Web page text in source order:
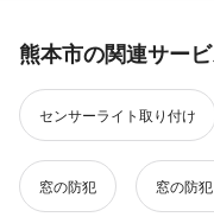
熊本市の関連サー
センサーライト取り付け
窓の防犯 窓の防